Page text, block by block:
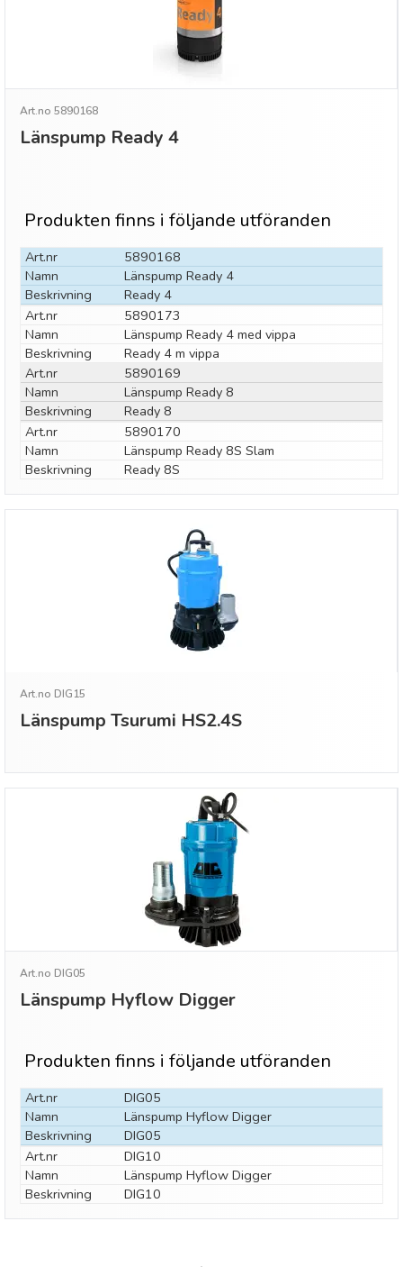
Art.no 5890168
Länspump Ready 4
Produkten finns i följande utföranden
Art.nr
5890168
Namn
Länspump Ready 4
Beskrivning
Ready 4
Art.nr
5890173
Namn
Länspump Ready 4 med vippa
Beskrivning
Ready 4 m vippa
Art.nr
5890169
Namn
Länspump Ready 8
Beskrivning
Ready 8
Art.nr
5890170
Namn
Länspump Ready 8S Slam
Beskrivning
Ready 8S
Art.no DIG15
Länspump Tsurumi HS2.4S
Art.no DIG05
Länspump Hyflow Digger
Produkten finns i följande utföranden
Art.nr
DIG05
Namn
Länspump Hyflow Digger
Beskrivning
DIG05
Art.nr
DIG10
Namn
Länspump Hyflow Digger
Beskrivning
DIG10